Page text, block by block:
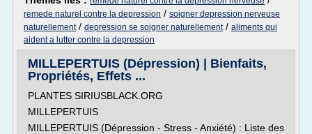
remede naturel contre la depression / soigner depression nerveuse
naturellement/ depression se soigner naturellement/ aliments qui
aident a lutter contre la depression
MILLEPERTUIS (Dépression) | Bienfaits,
Propriétés, Effets ...
PLANTES SIRIUSBLACK.ORG
MILLEPERTUIS
MILLEPERTUIS (Dépression - Stress - Anxiété) : Liste des